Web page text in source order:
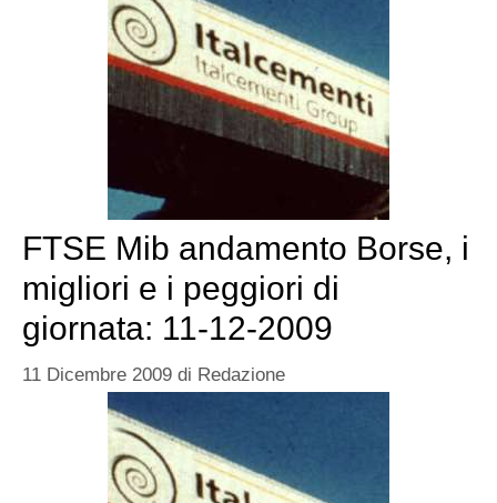
FTSE Mib andamento Borse, i
migliori e i peggiori di
giornata: 11-12-2009
11 Dicembre 2009 di Redazione